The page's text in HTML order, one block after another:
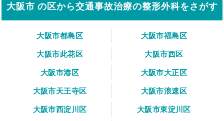
大阪市 の区から交通事故治療の整形外科をさがす
大阪市都島区
大阪市福島区
大阪市此花区
大阪市西区
大阪市港区
大阪市大正区
大阪市天王寺区
大阪市浪速区
大阪市西淀川区
大阪市東淀川区